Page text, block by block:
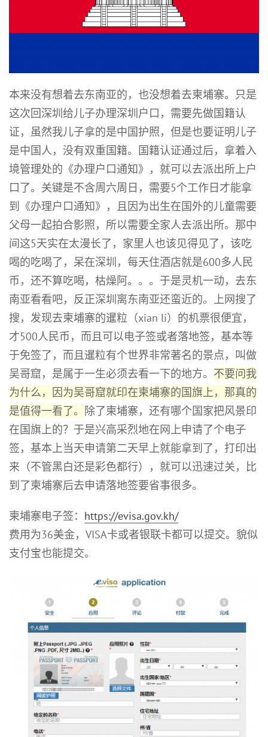
本来没有想着去东南亚的，也没想着去柬埔寨。只是
这次回深圳给儿子办理深圳户口，需要先做国籍认
证，虽然我儿子拿的是中国护照，但是也要证明儿子
是中国人，没有双重国籍。国籍认证通过后，拿着入
境管理处的《办理户口通知》，就可以去派出所上户
口了。关键是不含周六周日，需要5个工作日才能拿
到《办理户口通知》，且因为出生在国外的儿童需要
父母一起拍合影照，所以需要全家人去派出所。那中
间这5天实在太漫长了，家里人也该见得见了，该吃
喝的吃喝了，呆在深圳，每天住酒店就是600多人民
币，还不算吃喝，枯燥阿。。。于是灵机一动，去东
南亚看看吧，反正深圳离东南亚还蛮近的。上网搜了
搜，发现去柬埔寨的暹粒（xian li）的机票很便宜，
才500人民币，而且可以电子签或者落地签，基本等
于免签了，而且暹粒有个世界非常著名的景点，叫做
吴哥窟，是属于一生必须去看一下的地方。 不要问我
为什么，因为吴哥窟就印在柬埔寨的国旗上，那真的
是值得一看了。 除了柬埔寨，还有哪个国家把风景印
在国旗上的？于是兴高采烈地在网上申请了个电子
签，基本上当天申请第二天早上就能拿到了，打印出
来（不管黑白还是彩色都行），就可以迅速过关，比
到了柬埔寨后去申请落地签要省事很多。
柬埔寨电子签： https://evisa.gov.kh/
费用为36美金，VISA卡或者银联卡都可以提交。貌似
支付宝也能提交。